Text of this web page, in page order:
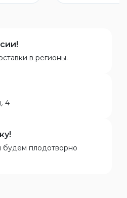
в регионы.
4
будем плодотворно